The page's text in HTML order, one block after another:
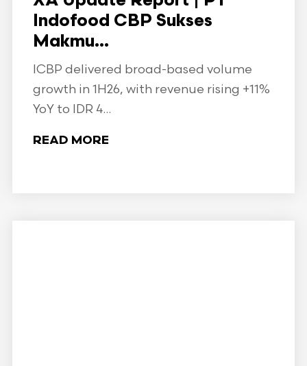
Indofood CBP Sukses
Makmu...
ICBP delivered broad-based volume
growth in 1H26, with revenue rising +11%
YoY to IDR 4...
READ MORE